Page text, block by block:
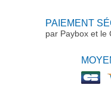
PAIEMENT
par Paybox et le